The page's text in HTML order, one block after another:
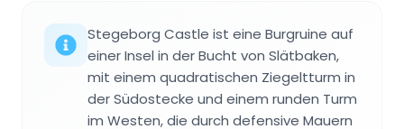
Stegeborg Castle ist eine Burgruine auf
einer Insel in der Bucht von Slätbaken,
mit einem quadratischen Ziegeltturm in
der Südostecke und einem runden Turm
im Westen, die durch defensive Mauern